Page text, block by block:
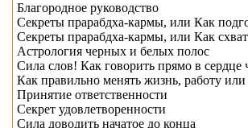
Благородное руководство
Секреты прарабдха-кармы, или Как
Секреты прарабдха-кармы, или Как
Астрология черных и белых полос
Сила слов! Как говорить прямо в сердце
Как правильно менять жизнь, работу
Принятие ответственности
Секрет удовлетворенности
Сила доводить начатое до конца